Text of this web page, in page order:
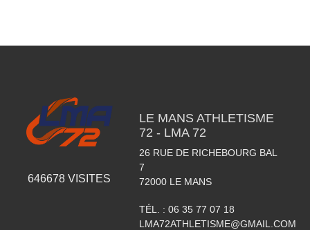
646678 VISITES
LE MANS ATHLETISME
72 - LMA 72
26 RUE DE RICHEBOURG BAL
7
72000 LE MANS
TÉL. : 06 35 77 07 18
LMA72ATHLETISME@GMAIL.COM